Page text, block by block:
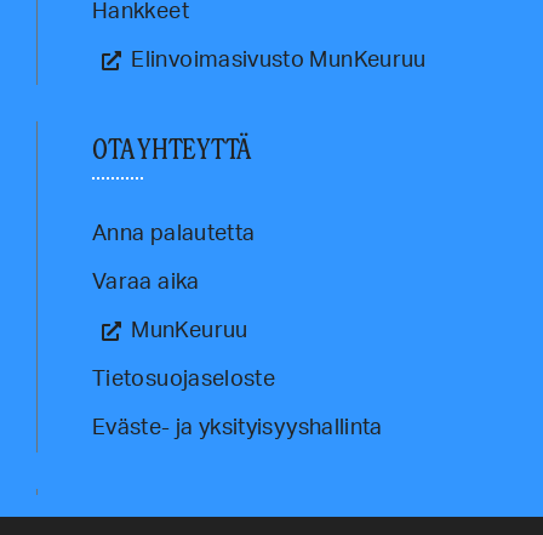
Hankkeet
Elinvoimasivusto MunKeuruu
OTA YHTEYTTÄ
Anna palautetta
Varaa aika
MunKeuruu
Tietosuojaseloste
Eväste- ja yksityisyyshallinta